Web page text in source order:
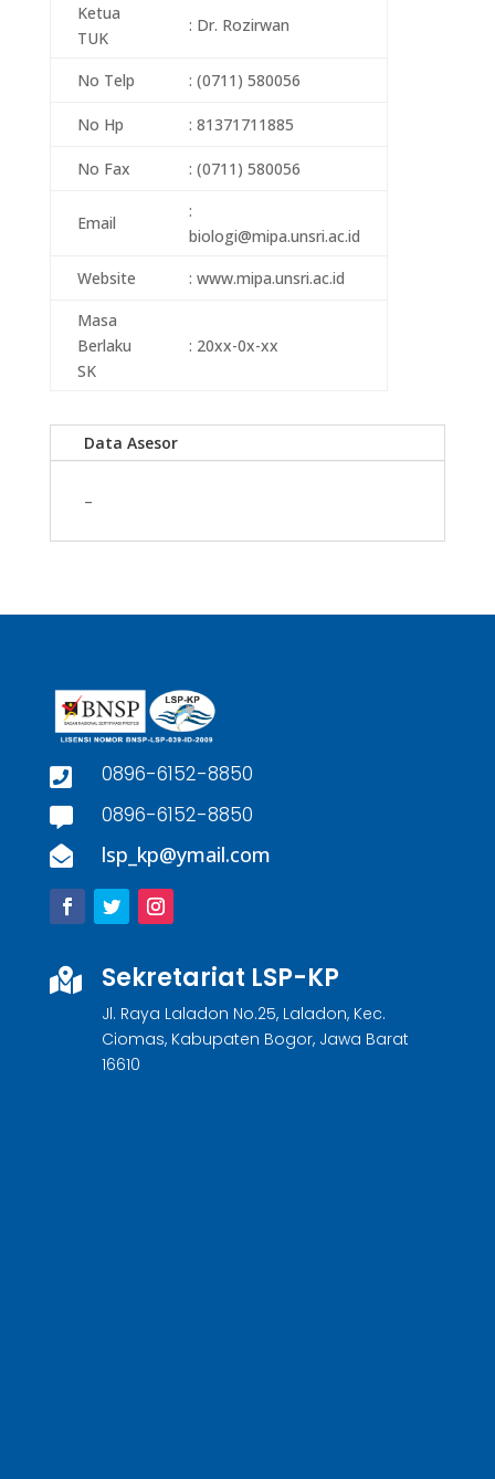
Ketua
TUK
: Dr. Rozirwan
No Telp : (0711) 580056
No Hp : 81371711885
No Fax : (0711) 580056
Email
:
biologi@mipa.unsri.ac.id
Website
: www.mipa.unsri.ac.id
Masa
Berlaku
SK
: 20xx-0x-xx
Data Asesor
–
 0896-6152-8850
 0896-6152-8850
 lsp_kp@ymail.com
 Sekretariat LSP-KP
Jl. Raya Laladon No.25, Laladon, Kec.
Ciomas, Kabupaten Bogor, Jawa Barat
16610